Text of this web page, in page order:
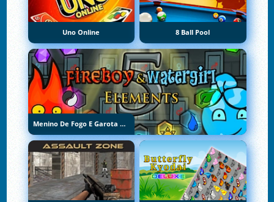
Uno Online 8 Ball Pool
Menino De Fogo E Garota De Água 5: Elementos